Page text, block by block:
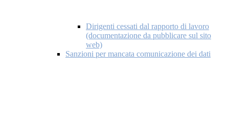
Dirigenti cessati dal rapporto di lavoro
(documentazione da pubblicare sul sito
web)
Sanzioni per mancata comunicazione dei dati